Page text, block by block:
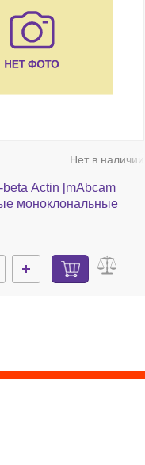
Нет в наличии
Actin [mAbcam
моноклональные